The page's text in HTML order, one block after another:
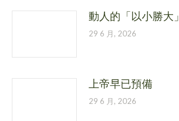
動人的「以小勝大」
29 6 月, 2026
上帝早已預備
29 6 月, 2026